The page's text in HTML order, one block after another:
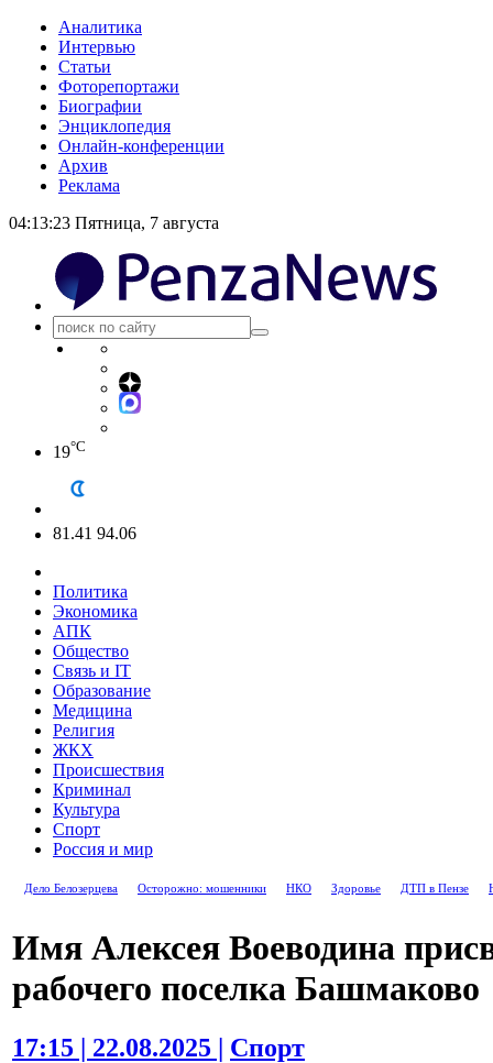
Аналитика
Интервью
Статьи
Фоторепортажи
Биографии
Энциклопедия
Онлайн-конференции
Архив
Реклама
04:13:23 Пятница, 7 августа
19°C
81.41 94.06
Политика
Экономика
АПК
Общество
Связь и IT
Образование
Медицина
Религия
ЖКХ
Происшествия
Криминал
Культура
Спорт
Россия и мир
Дело Белозерцева Осторожно: мошенники НКО Здоровье ДТП в Пензе
Имя Алексея Воеводина
рабочего поселка Башмаково
17:15 | 22.08.2025 | Спорт